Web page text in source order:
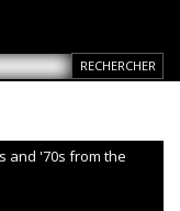
and '70s from the